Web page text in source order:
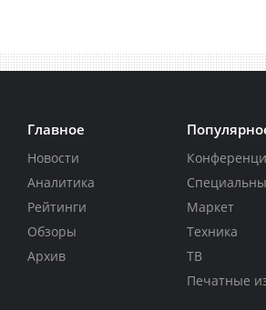
Главное
Новости
Аналитика
Рейтинги
Обзоры
Архив
Маркет
Техника
ТВ
Печатные